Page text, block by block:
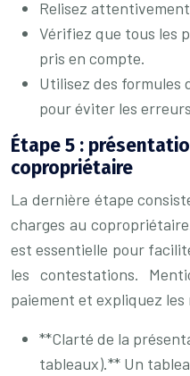
Relisez
Vérifiez que tous les
pris en compte.
Utilisez des formules
pour éviter les
Étape 5 :
copropriétaire
La dernière étape
charges au
est essentielle pour
les contestations.
paiement et expliquez
**Clarté de la
tableaux).** Un